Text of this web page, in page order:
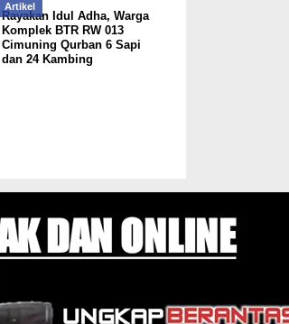
Artikel
Rayakan Idul Adha, Warga
Komplek BTR RW 013
Cimuning Qurban 6 Sapi
dan 24 Kambing